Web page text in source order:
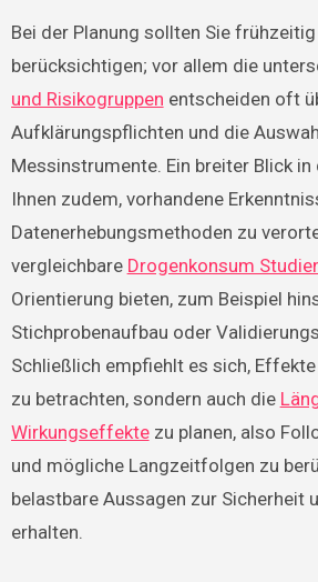
Bei der Planung sollten Sie
berücksichtigen; vor allem die
und Risikogruppen entscheiden oft
Aufklärungspflichten und die
Messinstrumente. Ein breiter Blick
Ihnen zudem, vorhandene
Datenerhebungsmethoden zu
vergleichbare Drogenkonsum
Orientierung bieten, zum Beispiel
Stichprobenaufbau oder
Schließlich empfiehlt es sich,
zu betrachten, sondern auch die
Wirkungseffektezu planen, also
und mögliche Langzeitfolgen zu
belastbare Aussagen zur Sicherheit
erhalten.